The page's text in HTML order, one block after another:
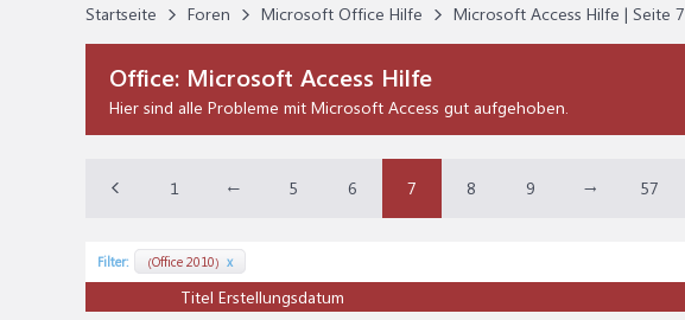
Startseite Foren Microsoft Office Hilfe Microsoft Access Hilfe | Seite 7
Office: Microsoft Access Hilfe
Hier sind alle Probleme mit Microsoft Access gut aufgehoben.
1 ← 5 6 7 8 9 → 57
Filter: (Office 2010) x
Titel Erstellungsdatum